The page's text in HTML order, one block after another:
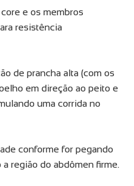
e os membros
resistência
de prancha alta (com os
em direção ao peito e
uma corrida no
conforme for pegando
região do abdômen firme.